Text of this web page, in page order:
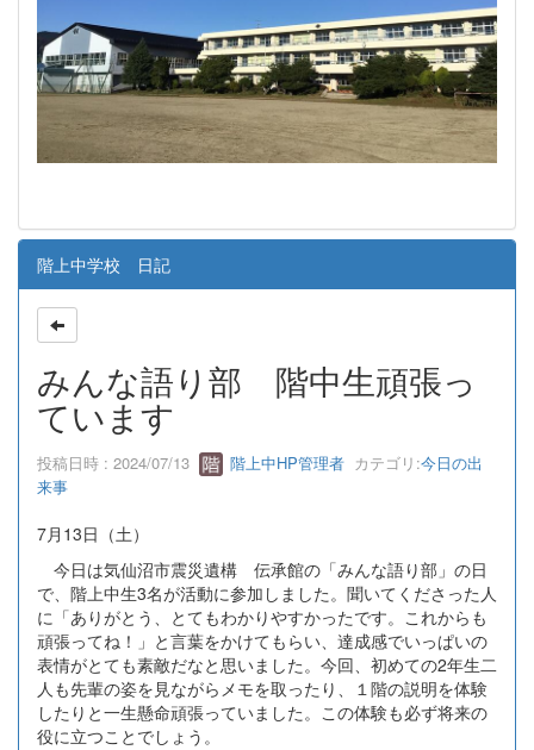
階上中学校 日記
みんな語り部 階中生頑張っ
ています
投稿日時 : 2024/07/13 階上中HP管理者 カテゴリ:今日の出
来事
7月13日（土）
今日は気仙沼市震災遺構 伝承館の「みんな語り部」の日
で、階上中生3名が活動に参加しました。聞いてくださった人
に「ありがとう、とてもわかりやすかったです。これからも
頑張ってね！」と言葉をかけてもらい、達成感でいっぱいの
表情がとても素敵だなと思いました。今回、初めての2年生二
人も先輩の姿を見ながらメモを取ったり、１階の説明を体験
したりと一生懸命頑張っていました。この体験も必ず将来の
役に立つことでしょう。